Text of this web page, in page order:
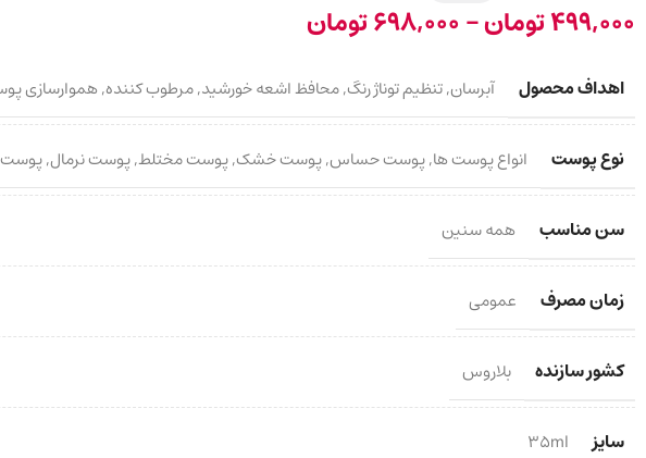
499,000تومان–
698,000تومان
اهداف محصول آبرسان,تنظیم توناژ رنگ,محافظ اشعه خورشید,مرطوب کننده,هموارسازی
نوع پوست انواع پوست ها,پوست حساس,پوست خشک,پوست مختلط,پوست نرمال,
سن مناسب همه سنین
زمان مصرف عمومی
کشور سازنده بلاروس
سایز 35ml